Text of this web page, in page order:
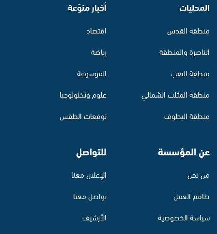
المحليات
منطقة القدس
الناصرة والمنطقة
منطقة النقب
منطقة المثلث الشمالي
منطقة البطوف
أخبار منوّعة
اقتصاد
رياضة
الموسوعة
علوم وتكنولوجيا
توقعات الطقس
عن المؤسسة
من نحن
طاقم العمل
سياسة الخصوصية
للتواصل
الإعلان معنا
تواصل معنا
الأرشيف